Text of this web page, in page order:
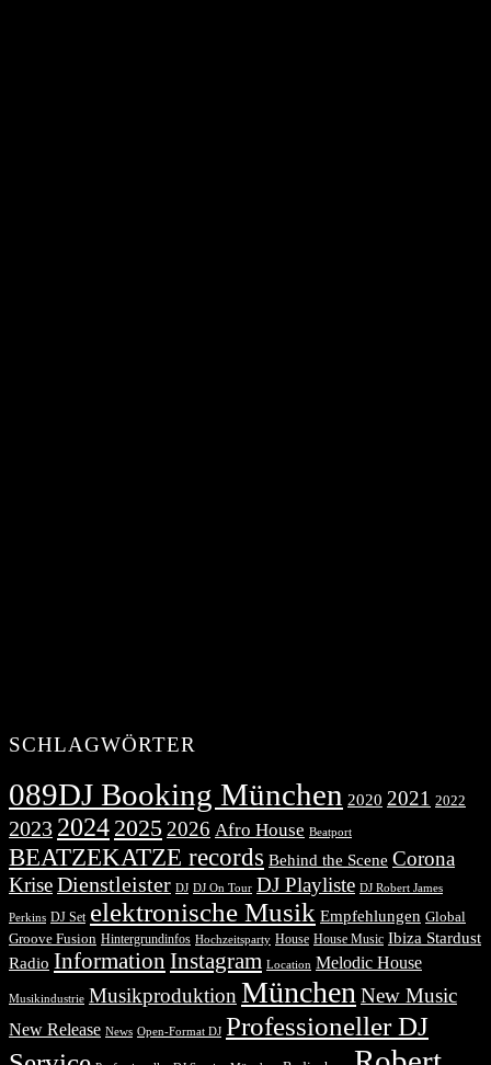
SCHLAGWÖRTER
089DJ Booking München 2020 2021 2022
2023 2024 2025 2026 Afro House Beatport
BEATZEKATZE records Behind the Scene Corona
KriseDienstleister DJ DJ On Tour DJ Playliste DJ Robert James
Perkins DJ Set elektronische Musik Empfehlungen Global
Groove Fusion Hintergrundinfos Hochzeitsparty House House Music Ibiza Stardust
Radio Information Instagram Location Melodic House
Musikindustrie Musikproduktion München New Music
New Release News Open-Format DJ Professioneller DJ